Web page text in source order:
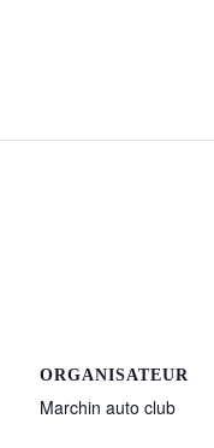
ORGANISATEUR
Marchin auto club